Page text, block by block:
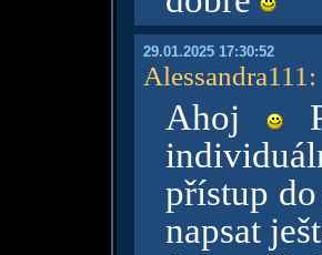
29.01.2025 17:30:52
Alessandra111 :
Ahoj
přístup
napsat